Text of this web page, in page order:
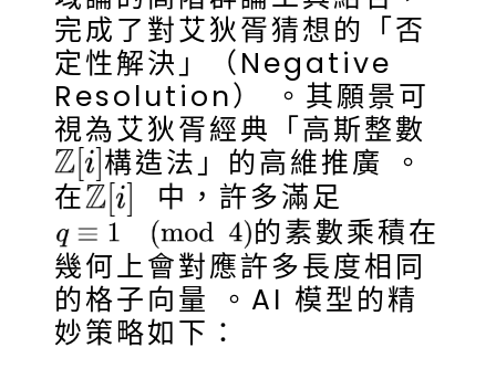
完成了對艾狄胥猜想的「否
定性解決」（Negative
Resolution） 。其願景可
視為艾狄胥經典「高斯整數
構造法」的高維推廣 。
在
中，許多滿足
的素數乘積在
幾何上會對應許多長度相同
的格子向量 。AI 模型的精
妙策略如下：